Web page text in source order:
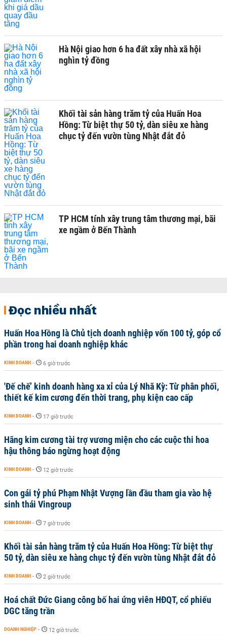
Hà Nội giao hơn 6 ha đất xây nhà xã hội
nghìn tỷ đồng
Khối tài sản hàng trăm tỷ của Huấn Hoa
Hồng: Từ biệt thự 50 tỷ, dàn siêu xe hàng
chục tỷ đến vườn tùng Nhật đắt đỏ
TP HCM tính xây trung tâm thương mại, bãi
xe ngầm ở Bến Thành
Đọc nhiều nhất
Huấn Hoa Hồng là Chủ tịch doanh nghiệp vốn 100 tỷ, góp cổ
phần trong hai doanh nghiệp khác
KINH DOANH - 6 giờ trước
'Đế chế’ kinh doanh hàng xa xỉ của Lý Nhã Kỳ: Từ phân phối,
thiết kế kim cương đến thời trang, phụ kiện cao cấp
KINH DOANH - 17 giờ trước
Hãng kim cương tài trợ vương miện cho các cuộc thi hoa
hậu thông báo ngừng hoạt động
KINH DOANH - 12 giờ trước
Con gái tỷ phú Phạm Nhật Vượng lần đầu tham gia vào hệ
sinh thái Vingroup
KINH DOANH - 7 giờ trước
Khối tài sản hàng trăm tỷ của Huấn Hoa Hồng: Từ biệt thự
50 tỷ, dàn siêu xe hàng chục tỷ đến vườn tùng Nhật đắt đỏ
KINH DOANH - 2 giờ trước
Hoá chất Đức Giang công bố hai ứng viên HĐQT, cổ phiếu
DGC tăng trần
DOANH NGHIỆP - 12 giờ trước